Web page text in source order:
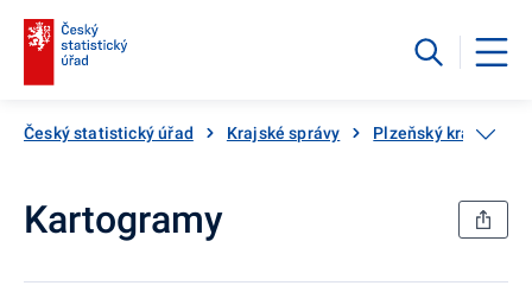
Český statistický úřad Krajské správy Plzeňský kraj
Kartogramy